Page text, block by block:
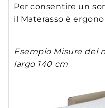
Per consentire un
il Materasso è
Esempio Misure del
largo 140 cm